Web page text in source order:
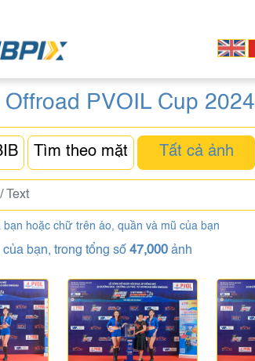
Offroad PVOIL Cup 2024
Tìm theo mặt Tất cả ảnh
bạn hoặc chữ trên áo, quần và mũ của bạn
của bạn, trong tổng số 47,000 ảnh